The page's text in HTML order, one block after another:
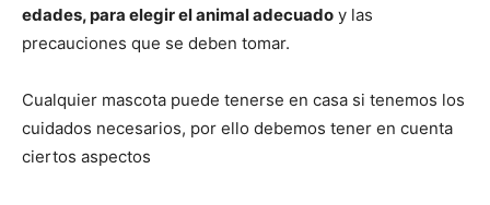
–
Fotos
edades, para elegir el animal adecuado y las
precauciones que se deben tomar.
Cualquier mascota puede tenerse en casa si tenemos los
cuidados necesarios, por ello debemos tener en cuenta
ciertos aspectos